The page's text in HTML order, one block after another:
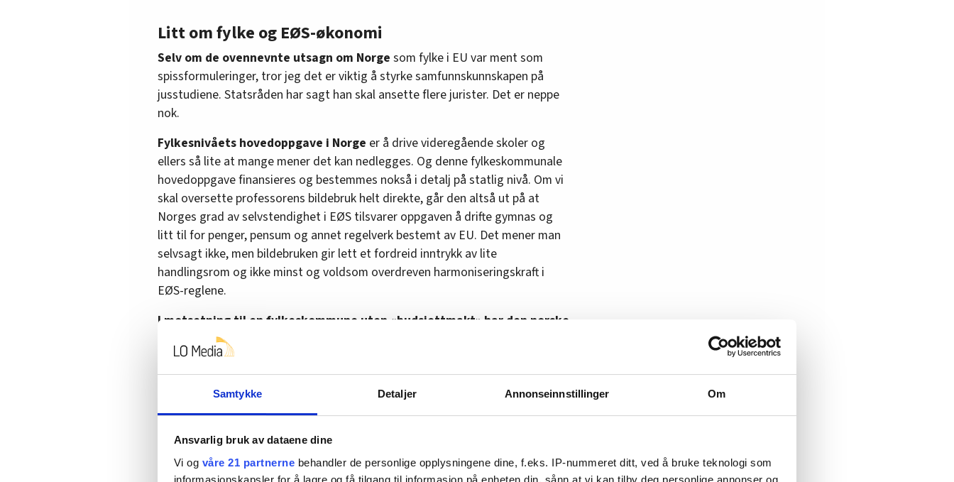
Samtykke Detaljer Annonseinnstillinger Om
Ansvarlig bruk av dataene dine
Vi og våre 21 partnerne behandler de personlige opplysningene dine, f.eks. IP-nummeret ditt, ved å bruke teknologi som
informasjonskapsler for å lagre og få tilgang til informasjon på enheten din, sånn at vi kan tilby deg personlige annonser og
Litt om fylke og EØS-økonomi
Selv om de ovennevnte utsagn om Norge som fylke i EU var ment som
spissformuleringer, tror jeg det er viktig å styrke samfunnskunnskapen på
jusstudiene. Statsråden har sagt han skal ansette flere jurister. Det er neppe
nok.
Fylkesnivåets hovedoppgave i Norge er å drive videregående skoler og
ellers så lite at mange mener det kan nedlegges. Og denne fylkeskommunale
hovedoppgave finansieres og bestemmes nokså i detalj på statlig nivå. Om vi
skal oversette professorens bildebruk helt direkte, går den altså ut på at
Norges grad av selvstendighet i EØS tilsvarer oppgaven å drifte gymnas og
litt til for penger, pensum og annet regelverk bestemt av EU. Det mener man
selvsagt ikke, men bildebruken gir lett et fordreid inntrykk av lite
handlingsrom og ikke minst og voldsom overdreven harmoniseringskraft i
EØS-reglene.
I motsetning til en fylkeskommune uten «budsjettmakt» har den norske
staten en budsjettmakt som er cirka 50 ganger så stor som den EU har
og kanskje 150 ganger større enn et teoretisk anslått EØS budsjett.
Norge bestemmer selv skatter, trygder, arbeidsliv og et hav av skoletilbud
blant mange andre offentlige tjenester. Det er EØS-regler på mange områder,
men disse må i EØS-avtalen sies å ha bakgrunn i økonomiske grensekryssende
bedre enn uten. De som ikke passer, kan vi i all hovedsak avstå. Da trengs mer
enn silopreget juss.